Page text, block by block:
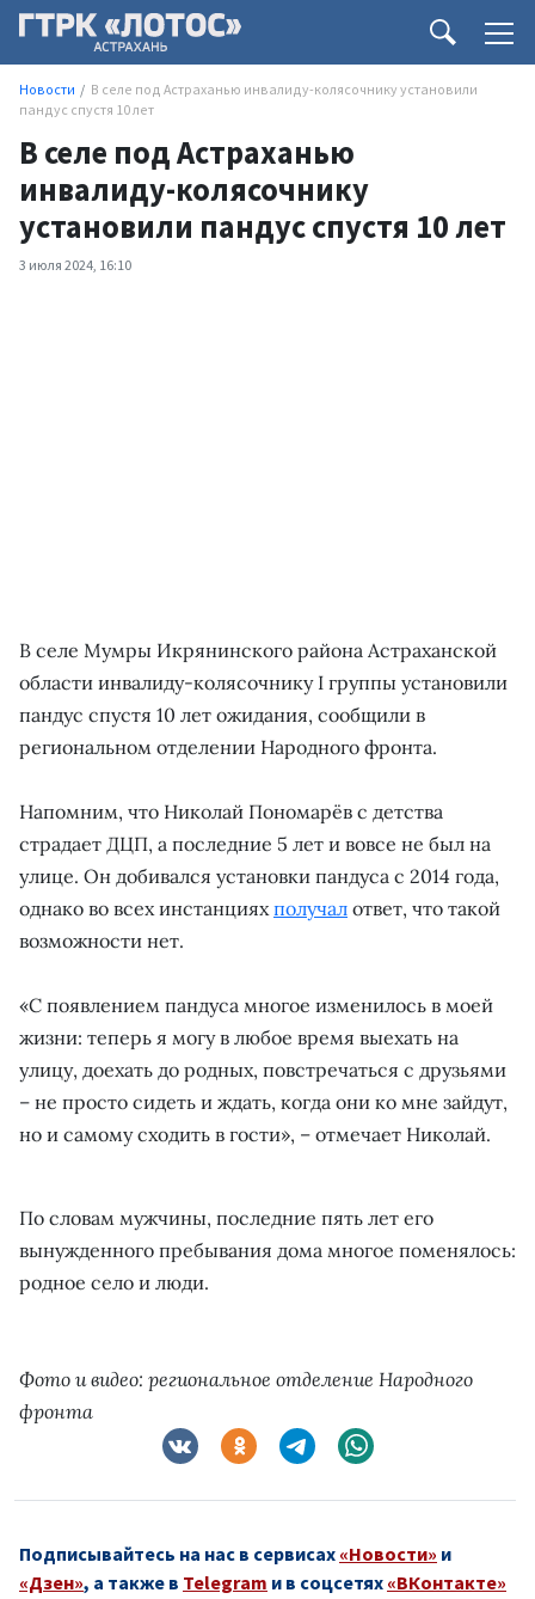
Новости
В селе под Астраханью инвалиду-колясочнику установили
пандус спустя 10 лет
В селе под Астраханью
инвалиду-колясочнику
установили пандус спустя 10 лет
3 июля 2024, 16:10
В селе Мумры Икрянинского района Астраханской
области инвалиду-колясочнику I группы установили
пандус спустя 10 лет ожидания, сообщили в
региональном отделении Народного фронта.
Напомним, что Николай Пономарёв с детства
страдает ДЦП, а последние 5 лет и вовсе не был на
улице. Он добивался установки пандуса с 2014 года,
однако во всех инстанцияхполучал ответ, что такой
возможности нет.
«С появлением пандуса многое изменилось в моей
жизни: теперь я могу в любое время выехать на
улицу, доехать до родных, повстречаться с друзьями
– не просто сидеть и ждать, когда они ко мне зайдут,
но и самому сходить в гости», – отмечает Николай.
По словам мужчины, последние пять лет его
вынужденного пребывания дома многое поменялось:
родное село и люди.
Фото и видео: региональное отделение Народного
фронта
Подписывайтесь на нас в сервисах «Новости» и
«Дзен», а также в Telegram и в соцсетях «ВКонтакте»